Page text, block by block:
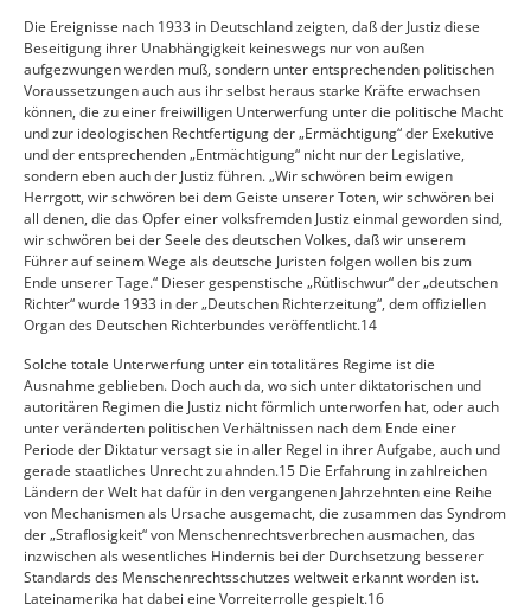
Die Ereignisse nach 1933 in Deutschland zeigten, daß der Justiz diese
Beseitigung ihrer Unabhängigkeit keineswegs nur von außen
aufgezwungen werden muß, sondern unter entsprechenden politischen
Voraussetzungen auch aus ihr selbst heraus starke Kräfte erwachsen
können, die zu einer freiwilligen Unterwerfung unter die politische Macht
und zur ideologischen Rechtfertigung der „Ermächtigung“ der Exekutive
und der entsprechenden „Entmächtigung“ nicht nur der Legislative,
sondern eben auch der Justiz führen. „Wir schwören beim ewigen
Herrgott, wir schwören bei dem Geiste unserer Toten, wir schwören bei
all denen, die das Opfer einer volksfremden Justiz einmal geworden sind,
wir schwören bei der Seele des deutschen Volkes, daß wir unserem
Führer auf seinem Wege als deutsche Juristen folgen wollen bis zum
Ende unserer Tage.“ Dieser gespenstische „Rütlischwur“ der „deutschen
Richter“ wurde 1933 in der „Deutschen Richterzeitung“, dem offiziellen
Organ des Deutschen Richterbundes veröffentlicht.14
Solche totale Unterwerfung unter ein totalitäres Regime ist die
Ausnahme geblieben. Doch auch da, wo sich unter diktatorischen und
autoritären Regimen die Justiz nicht förmlich unterworfen hat, oder auch
unter veränderten politischen Verhältnissen nach dem Ende einer
Periode der Diktatur versagt sie in aller Regel in ihrer Aufgabe, auch und
gerade staatliches Unrecht zu ahnden.15 Die Erfahrung in zahlreichen
Ländern der Welt hat dafür in den vergangenen Jahrzehnten eine Reihe
von Mechanismen als Ursache ausgemacht, die zusammen das Syndrom
der „Straflosigkeit“ von Menschenrechtsverbrechen ausmachen, das
inzwischen als wesentliches Hindernis bei der Durchsetzung besserer
Standards des Menschenrechtsschutzes weltweit erkannt worden ist.
Lateinamerika hat dabei eine Vorreiterrolle gespielt.16